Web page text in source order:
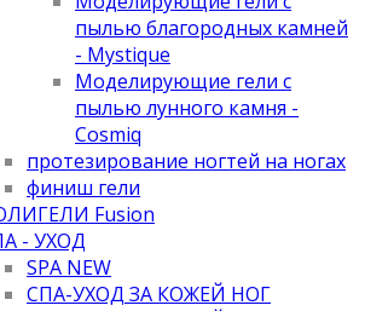
пылью благородных камней
- Mystique
Моделирующие гели с
пылью лунного камня -
Cosmiq
протезирование ногтей на ногах
финиш гели
Fusion
- УХОД
SPA NEW
СПА-УХОД ЗА КОЖЕЙ НОГ